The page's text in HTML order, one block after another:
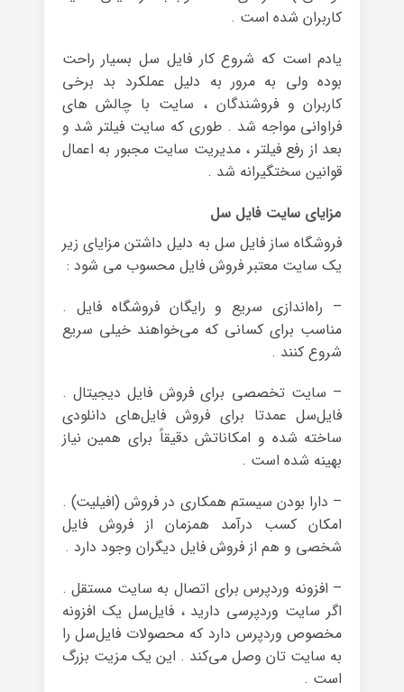
کاربران شده است .
یادم است که شروع کار فایل سل بسیار راحت
بوده ولی به مرور به دلیل عملکرد بد برخی
کاربران و فروشندگان ، سایت با چالش های
فراوانی مواجه شد . طوری که سایت فیلتر شد و
بعد از رفع فیلتر ، مدیریت سایت مجبور به اعمال
قوانین سختگیرانه شد .
مزایای سایت فایل سل
فروشگاه ساز فایل سل به دلیل داشتن مزایای زیر
یک سایت معتبر فروش فایل محسوب می شود :
– راه‌اندازی سریع و رایگان فروشگاه فایل .
مناسب برای کسانی که می‌خواهند خیلی سریع
شروع کنند .
– سایت تخصصی برای فروش فایل دیجیتال .
فایل‌سل عمدتا برای فروش فایل‌های دانلودی
ساخته شده و امکاناتش دقیقاً برای همین نیاز
بهینه شده است .
– دارا بودن سیستم همکاری در فروش (افیلیت) .
امکان کسب درآمد همزمان از فروش فایل
شخصی و هم از فروش فایل دیگران وجود دارد .
– افزونه وردپرس برای اتصال به سایت مستقل .
اگر سایت وردپرسی دارید ، فایل‌سل یک افزونه
مخصوص وردپرس دارد که محصولات فایل‌سل را
به سایت تان وصل می‌کند . این یک مزیت بزرگ
است .